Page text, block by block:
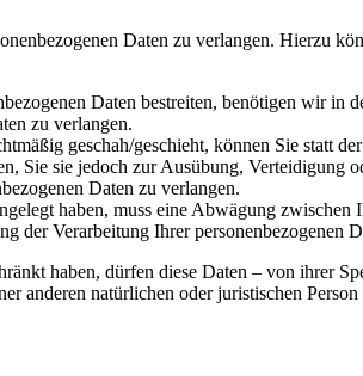
Daten zu verlangen. Hierzu
Daten bestreiten, benötigen wir
zu verlangen.
geschah/geschieht, können Sie statt
Sie sie jedoch zur Ausübung, Verteidigung
Daten zu verlangen.
haben, muss eine Abwägung zwischen
der Verarbeitung Ihrer personenbezogenen
haben, dürfen diese Daten – von ihrer
anderen natürlichen oder juristischen